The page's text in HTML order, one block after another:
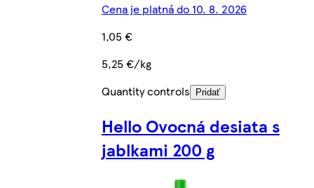
Cena je platná do 10. 8. 2026
1,05 €
5,25 €/kg
Quantity controls
Pridať
Hello Ovocná desiata s
jablkami 200 g